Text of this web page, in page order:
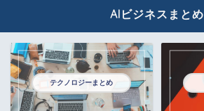
AIビジネスまとめ
テクノロジーまとめ